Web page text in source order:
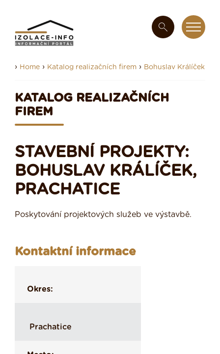
› Home › Katalog realizačních firem › Bohuslav Králíček
KATALOG REALIZAČNÍCH
FIREM
STAVEBNÍ PROJEKTY:
BOHUSLAV KRÁLÍČEK,
PRACHATICE
Poskytování projektových služeb ve výstavbě.
Kontaktní informace
Okres:
Prachatice